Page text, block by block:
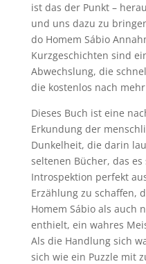
ist das der Punkt –
und uns dazu zu
do Homem Sábio
Kurzgeschichten sind
Abwechslung, die
die kostenlos nach
Dieses Buch ist eine
Erkundung der
Dunkelheit, die darin
seltenen Bücher, das
Introspektion perfekt
Erzählung zu schaffen,
Homem Sábio als auch
enthielt, ein wahres
Als die Handlung sich
sich wie ein Puzzle mit